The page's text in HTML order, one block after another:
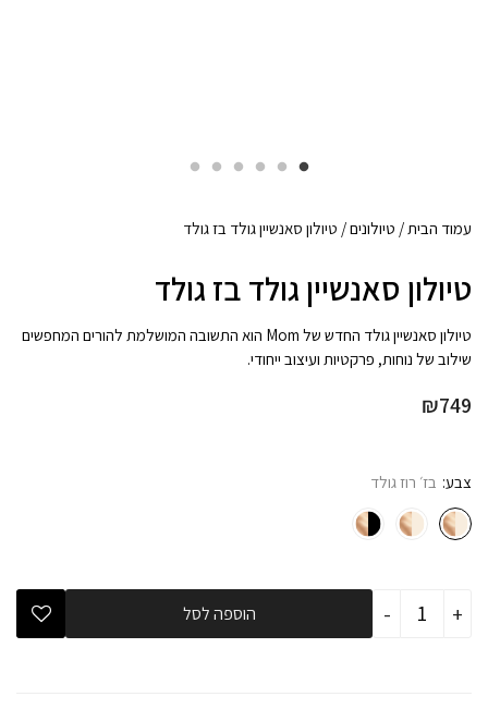
עמוד הבית/ טיולונים/ טיולון סאנשיין גולד בז גולד
טיולון סאנשיין גולד בז גולד
טיולון סאנשיין גולד החדש של Mom הוא התשובה המושלמת להורים המחפשים
שילוב של נוחות, פרקטיות ועיצוב ייחודי.
₪749
צבע בז׳ רוז גולד
-
כמות
טיולון
+ הוספה לסל